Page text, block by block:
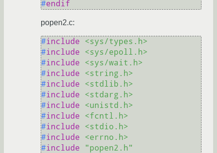
#endif
popen2.c:
#include
<sys/types.h>
#include
<sys/epoll.h>
#include
<sys/wait.h>
#include
<string.h>
#include
<stdlib.h>
#include
<stdarg.h>
#include
<unistd.h>
#include
<fcntl.h>
#include
<stdio.h>
#include
<errno.h>
#include "popen2.h"